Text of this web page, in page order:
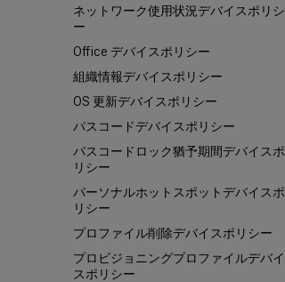
ネットワーク使用状況デバイスポリシ
ー
Office デバイスポリシー
組織情報デバイスポリシー
OS 更新デバイスポリシー
パスコードデバイスポリシー
パスコードロック猶予期間デバイスポ
リシー
パーソナルホットスポットデバイスポ
リシー
プロファイル削除デバイスポリシー
プロビジョニングプロファイルデバイ
スポリシー